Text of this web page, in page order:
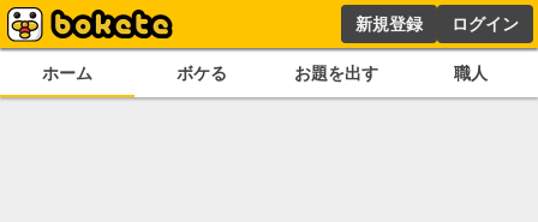
新規登録 ログイン
ホーム ボケる お題を出す 職人